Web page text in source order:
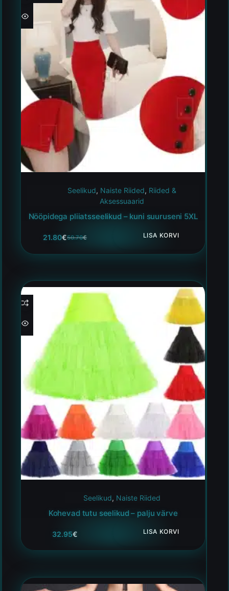
Seelikud, Naiste Riided, Riided &
Aksessuaarid
Nööpidega pliiatsseelikud – kuni suuruseni 5XL
50.70€
21.80€ LISA KORVI
Seelikud, Naiste Riided
Kohevad tutu seelikud – palju värve
32.95€ LISA KORVI